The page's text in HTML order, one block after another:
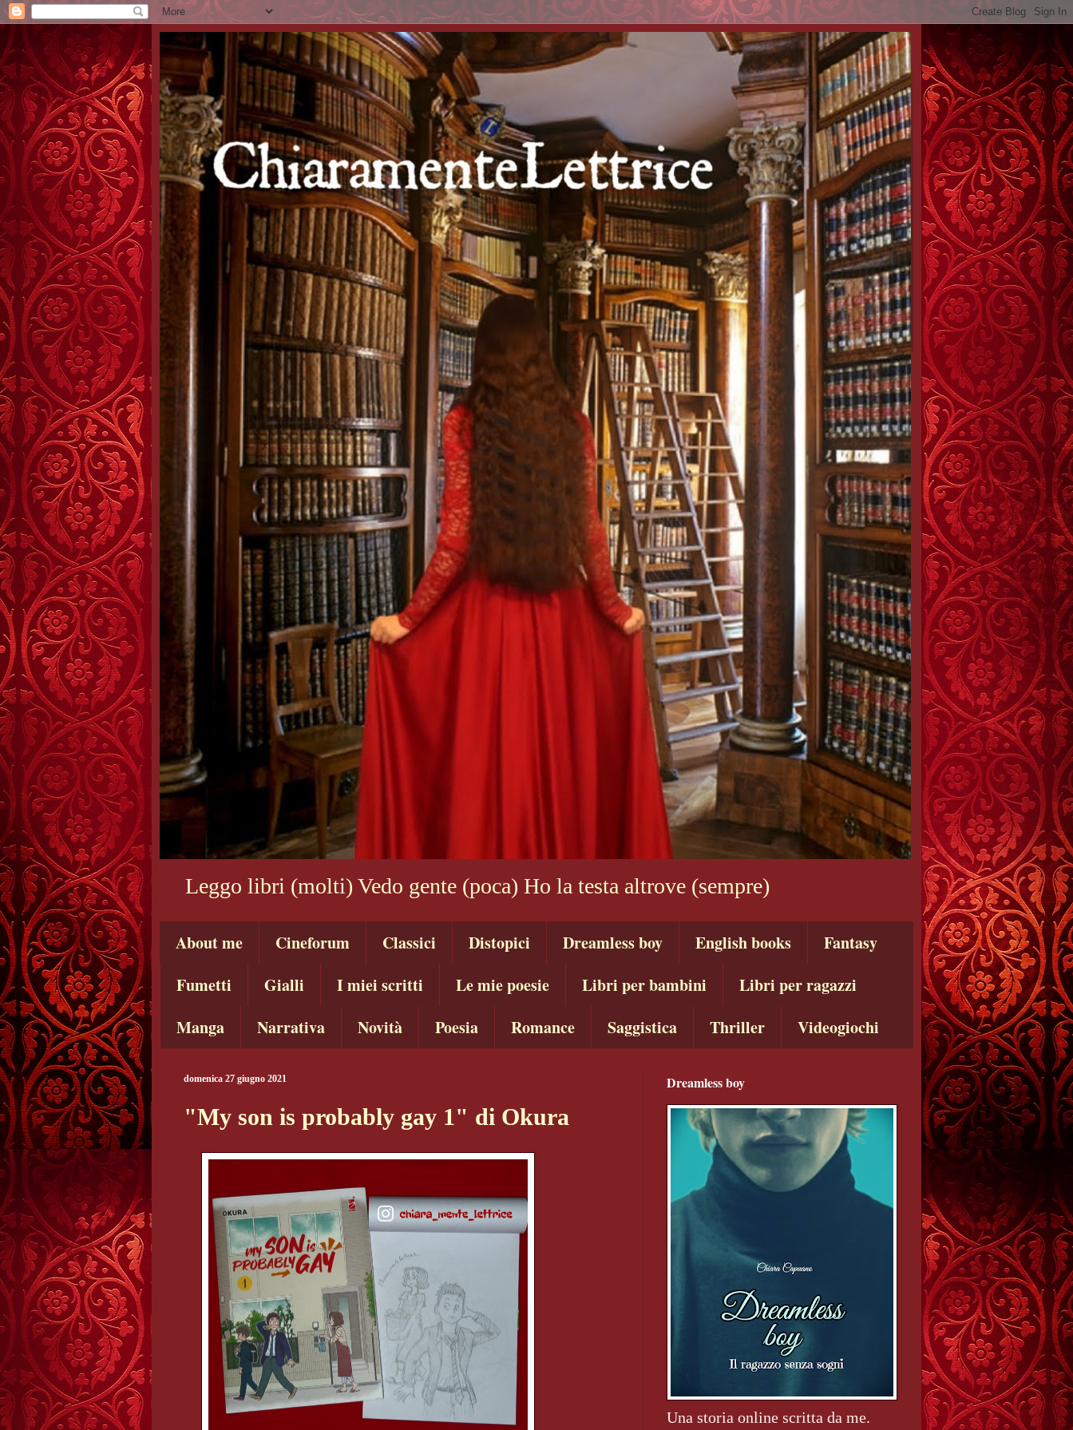
Leggo libri (molti) Vedo gente (poca) Ho la testa altrove (sempre)
About me Cineforum Classici Distopici Dreamless boy English books
Fantasy
Fumetti
Gialli I miei scritti Le mie poesie Libri per bambini
Libri per ragazzi
Manga
Narrativa Novità Poesia Romance Saggistica Thriller Videogiochi
domenica 27 giugno 2021
"My son is probably gay 1" di Okura
Dreamless boy
Una storia online scritta da me.